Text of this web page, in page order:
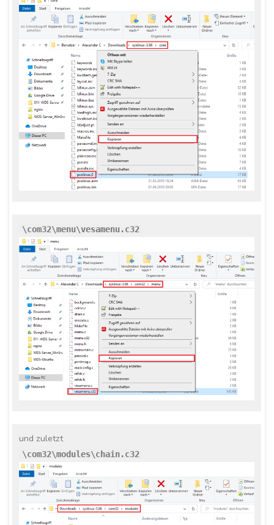
\com32\menu\vesamenu.c32
und zuletzt
\com32\modules\chain.c32